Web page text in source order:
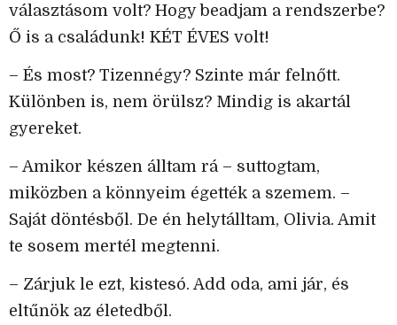
választásom volt? Hogy beadjam a rendszerbe?
Ő is a családunk! KÉT ÉVES volt!
– És most? Tizennégy? Szinte már felnőtt.
Különben is, nem örülsz? Mindig is akartál
gyereket.
– Amikor készen álltam rá – suttogtam,
miközben a könnyeim égették a szemem. –
Saját döntésből. De én helytálltam, Olivia. Amit
te sosem mertél megtenni.
– Zárjuk le ezt, kistesó. Add oda, ami jár, és
eltűnök az életedből.